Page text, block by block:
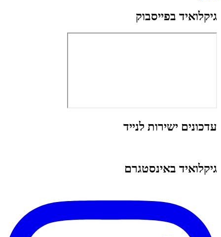
גיקלואיד בפייסבוק
עדכונים ישירות לנייד
גיקלואיד באינסטגרם